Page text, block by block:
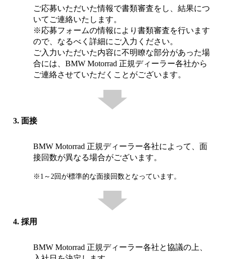
ご応募いただいた情報で書類審査をし、結果につ
いてご連絡いたします。
※応募フォームの情報により書類審査を行います
ので、なるべく詳細にご入力ください。
ご入力いただいた内容に不明瞭な部分があった場
合には、BMW Motorrad 正規ディーラー各社から
ご連絡させていただくことがございます。
3. 面接
BMW Motorrad 正規ディーラー各社によって、面
接回数が異なる場合がございます。
※1～2回が標準的な面接回数となっています。
4. 採用
BMW Motorrad 正規ディーラー各社と協議の上、